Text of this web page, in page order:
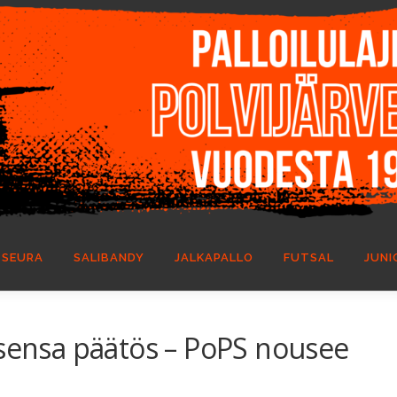
SEURA SALIBANDY JALKAPALLO FUTSAL
päätös – PoPS nousee